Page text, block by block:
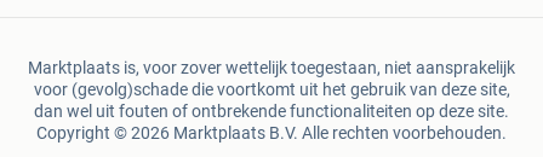
Marktplaats is, voor zover wettelijk toegestaan, niet aansprakelijk
voor (gevolg)schade die voortkomt uit het gebruik van deze site,
dan wel uit fouten of ontbrekende functionaliteiten op deze site.
Copyright © 2026 Marktplaats B.V. Alle rechten voorbehouden.